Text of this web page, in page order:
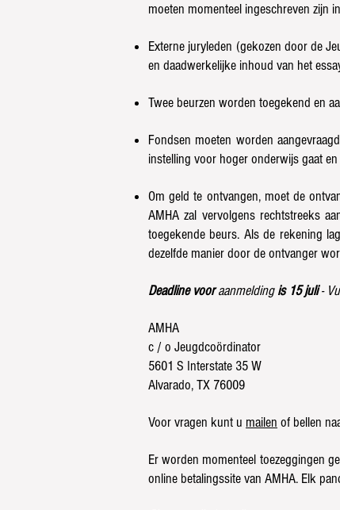
moeten momenteel ingeschreven zijn
Externe juryleden (gekozen door de
en daadwerkelijke inhoud van het
Twee beurzen worden toegekend en
Fondsen moeten worden
instelling voor hoger onderwijs gaat
Om geld te ontvangen, moet de
AMHA zal vervolgens rechtstreeks
toegekende beurs. Als de rekening
dezelfde manier door de ontvanger
Deadline vooraanmeldingis 15 juli-
AMHA
c / o Jeugdcoördinator
5601 S Interstate 35 W
Alvarado, TX 76009
Voor vragen kunt u mailen of bellen
Er worden momenteel toezeggingen
online betalingssite van AMHA. Elk